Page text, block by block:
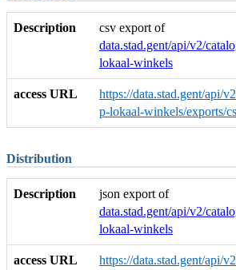
Description
csv export of
data.stad.gent/api/v2/
lokaal-winkels
access URL
https://data.stad.gent/api/
p-lokaal-winkels/exports/
Distribution
Description
json export of
data.stad.gent/api/v2/
lokaal-winkels
access URL
https://data.stad.gent/api/